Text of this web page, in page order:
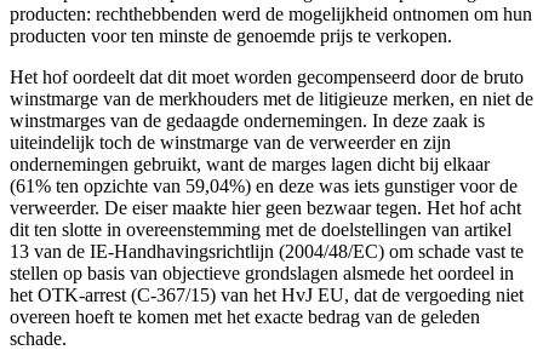
producten: rechthebbenden werd de mogelijkheid ontnomen om hun
producten voor ten minste de genoemde prijs te verkopen.
Het hof oordeelt dat dit moet worden gecompenseerd door de bruto
winstmarge van de merkhouders met de litigieuze merken, en niet de
winstmarges van de gedaagde ondernemingen. In deze zaak is
uiteindelijk toch de winstmarge van de verweerder en zijn
ondernemingen gebruikt, want de marges lagen dicht bij elkaar
(61% ten opzichte van 59,04%) en deze was iets gunstiger voor de
verweerder. De eiser maakte hier geen bezwaar tegen. Het hof acht
dit ten slotte in overeenstemming met de doelstellingen van artikel
13 van de IE-Handhavingsrichtlijn (2004/48/EC) om schade vast te
stellen op basis van objectieve grondslagen alsmede het oordeel in
het OTK-arrest (C-367/15) van het HvJ EU, dat de vergoeding niet
overeen hoeft te komen met het exacte bedrag van de geleden
schade.